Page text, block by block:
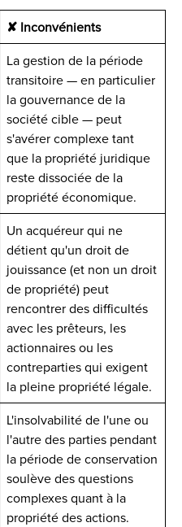
✘ Inconvénients
La gestion de la période
transitoire — en particulier
la gouvernance de la
société cible — peut
s'avérer complexe tant
que la propriété juridique
reste dissociée de la
propriété économique.
Un acquéreur qui ne
détient qu'un droit de
jouissance (et non un droit
de propriété) peut
rencontrer des difficultés
avec les prêteurs, les
actionnaires ou les
contreparties qui exigent
la pleine propriété légale.
L'insolvabilité de l'une ou
l'autre des parties pendant
la période de conservation
soulève des questions
complexes quant à la
propriété des actions.